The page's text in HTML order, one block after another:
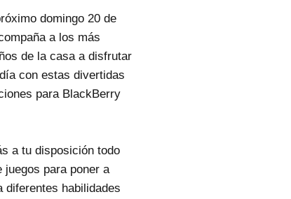
domingo 20 de
a los más
de la casa a disfrutar
con estas divertidas
para BlackBerry
a tu disposición todo
juegos para poner a
diferentes habilidades